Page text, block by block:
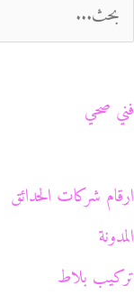
ل
ح
ع
ن
فني صحي
ارقام شركات الحدائق
المدونة
تركيب بلاط